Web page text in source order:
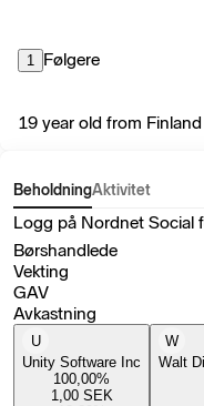
1 Følgere
19 year old from Finland
BeholdningAktivitet
Logg på Nordnet Social
Børshandlede
Vekting
GAV
Avkastning
U
Unity Software Inc
100,00%
1,00 SEK
W
Walt